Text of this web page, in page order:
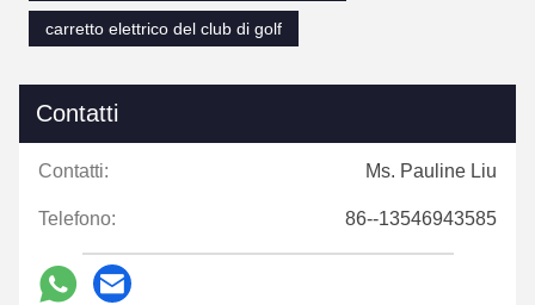
carretto elettrico del club di golf
Contatti
Contatti: Ms. Pauline Liu
Telefono: 86--13546943585